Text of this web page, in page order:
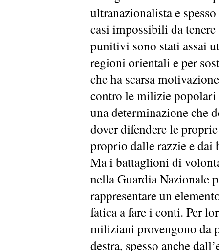
ultranazionalista e
casi impossibili da
punitivi sono stati assai
regioni orientali e per
che ha scarsa
contro le milizie popolari
una determinazione che
dover difendere le
proprio dalle razzie e
Ma i battaglioni di
nella Guardia Nazionale
rappresentare un
fatica a fare i conti. Per
miliziani provengono da
destra, spesso anche